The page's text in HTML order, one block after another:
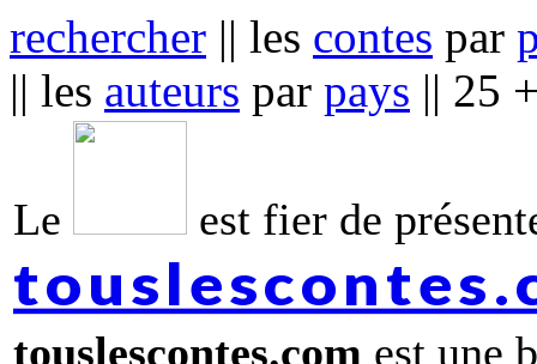
rechercher || les contes par
|| les auteurs par pays || 25
Le est fier de
touslescontes.com est une